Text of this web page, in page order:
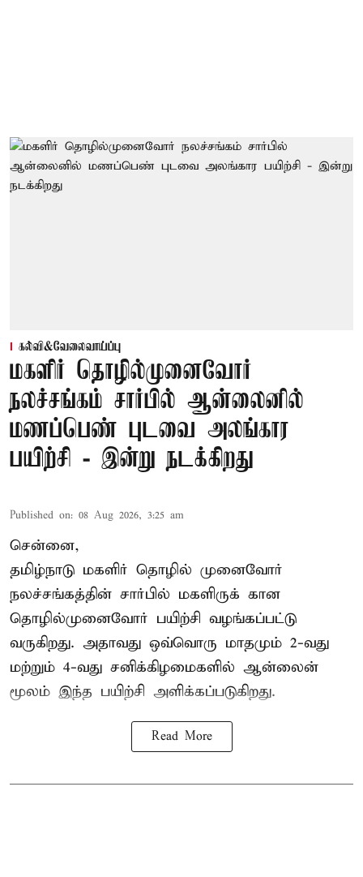
கல்வி&வேலைவாய்ப்பு
மகளிர் தொழில்முனைவோர்
நலச்சங்கம் சார்பில் ஆன்லைனில்
மணப்பெண் புடவை அலங்கார
பயிற்சி - இன்று நடக்கிறது
Published on: 08 Aug 2026, 3:25 am
சென்னை,
தமிழ்நாடு மகளிர் தொழில் முனைவோர்
நலச்சங்கத்தின் சார்பில் மகளிருக் கான
தொழில்முனைவோர் பயிற்சி வழங்கப்பட்டு
வருகிறது. அதாவது ஒவ்வொரு மாதமும் 2-வது
மற்றும் 4-வது சனிக்கிழமைகளில் ஆன்லைன்
மூலம் இந்த பயிற்சி அளிக்கப்படுகிறது.
Read More